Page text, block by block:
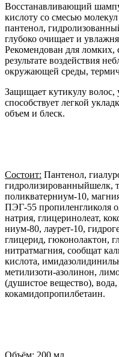
Восстанавливающий
кислоту со смесью
пантенол,
глубоко очищает и
Рекомендован для
результате воздействия
окружающей среды,
Защищает кутикулу
способствует легкой
объем и блеск.
Состоит: Пантенол,
гидролизированныйшелк,
поликватерниум-10,
ПЭГ-55 пропиленгликоля
натрия, глицеринолеат,
ниум-80, лаурет-10,
глицерид, гюконолактон,
нитратмагния, сообщат
кислота,
метилизоти-азолинон,
(душистое вещество), вода,
кокамидопропилбетаин.
Объём: 200 мл